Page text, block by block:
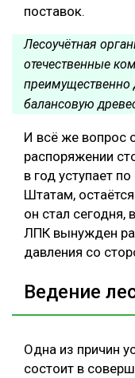
поставок.
Лесоучётная
отечественные
преимущественно
балансовую
И всё же вопрос
распоряжении
в год уступает
Штатам,
он стал сегодня,
ЛПК вынужден
давления со
Ведение
Одна из причин
состоит в